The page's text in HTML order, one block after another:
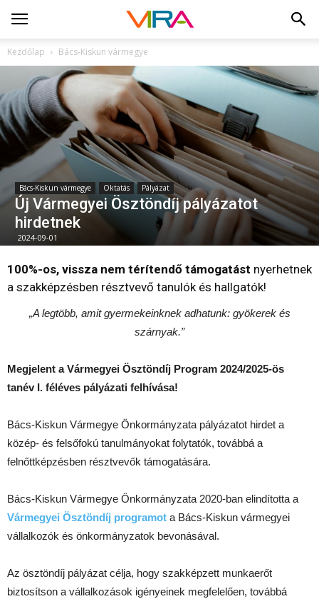
Kezdőlap Bács-Kiskun vármegye
Bács-Kiskun vármegye Oktatás Pályázat
Új Vármegyei Ösztöndíj pályázatot
hirdetnek
2024-09-01
100%-os, vissza nem térítendő támogatást nyerhetnek
a szakképzésben résztvevő tanulók és hallgatók!
„A legtöbb, amit gyermekeinknek adhatunk: gyökerek és
szárnyak.”
Megjelent a Vármegyei Ösztöndíj Program 2024/2025-ös
tanév I. féléves pályázati felhívása!
Bács-Kiskun Vármegye Önkormányzata pályázatot hirdet a
közép- és felsőfokú tanulmányokat folytatók, továbbá a
felnőttképzésben résztvevők támogatására.
Bács-Kiskun Vármegye Önkormányzata 2020-ban elindította a
Vármegyei Ösztöndíj programot a Bács-Kiskun vármegyei
vállalkozók és önkormányzatok bevonásával.
Az ösztöndíj pályázat célja, hogy szakképzett munkaerőt
biztosítson a vállalkozások igényeinek megfelelően, továbbá